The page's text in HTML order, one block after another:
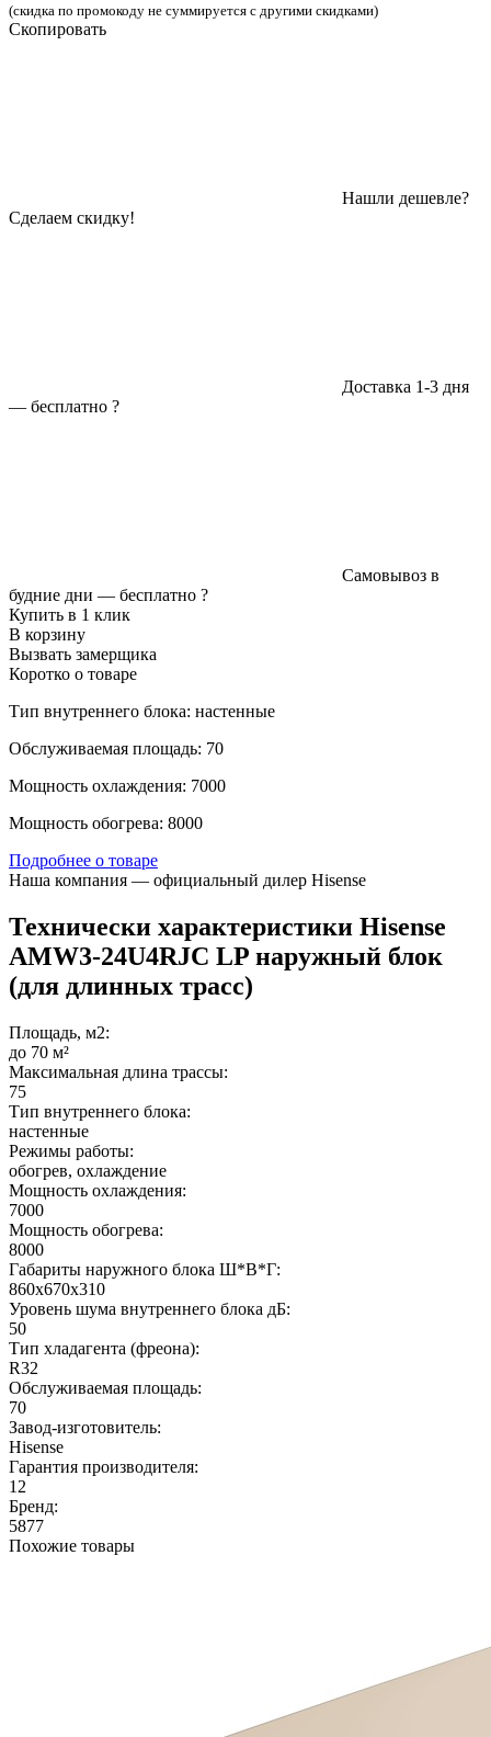
(скидка по промокоду не суммируется с другими скидками)
Скопировать
Нашли дешевле?
Сделаем скидку!
Доставка 1-3 дня
— бесплатно ?
Самовывоз в
будние дни — бесплатно ?
Купить в 1 клик
В корзину
Вызвать замерщика
Коротко о товаре
Тип внутреннего блока: настенные
Обслуживаемая площадь: 70
Мощность охлаждения: 7000
Мощность обогрева: 8000
Подробнее о товаре
Наша компания — официальный дилер Hisense
Технически характеристики Hisense
AMW3-24U4RJC LP наружный блок
(для длинных трасс)
Площадь, м2:
до 70 м²
Максимальная длина трассы:
75
Тип внутреннего блока:
настенные
Режимы работы:
обогрев, охлаждение
Мощность охлаждения:
7000
Мощность обогрева:
8000
Габариты наружного блока Ш*В*Г:
860х670х310
Уровень шума внутреннего блока дБ:
50
Тип хладагента (фреона):
R32
Обслуживаемая площадь:
70
Завод-изготовитель:
Hisense
Гарантия производителя:
12
Бренд:
5877
Похожие товары